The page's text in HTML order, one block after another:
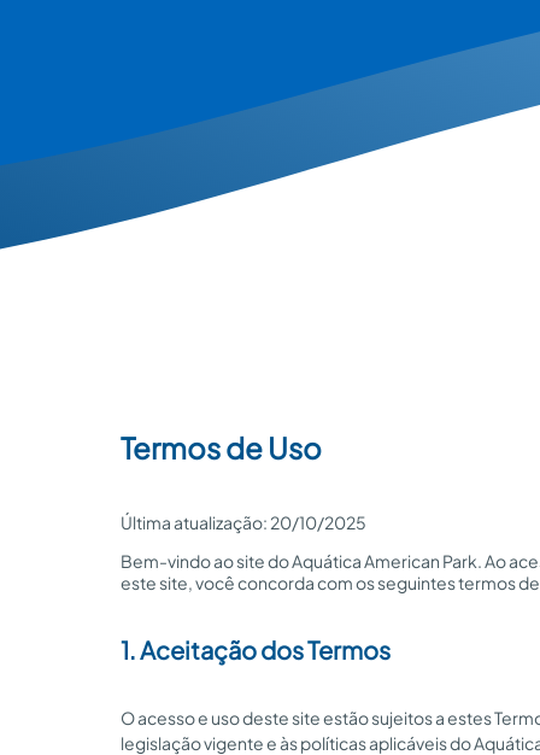
Termos de Uso
Última atualização: 20/10/2025
Bem-vindo ao site do Aquática American Park. Ao
este site, você concorda com os seguintes termos
1. Aceitação dos Termos
O acesso e uso deste site estão sujeitos a estes
legislação vigente e às políticas aplicáveis do